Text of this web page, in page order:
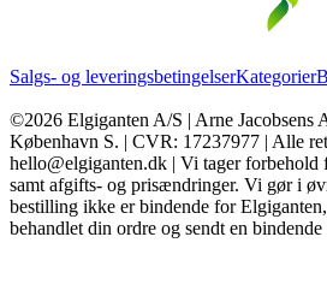
Salgs- og leveringsbetingelserKategorier
©2026 Elgiganten A/S | Arne Jacobsens
København S. | CVR: 17237977 | Alle
hello@elgiganten.dk | Vi tager
samt afgifts- og prisændringer. Vi gør i
bestilling ikke er bindende for
behandlet din ordre og sendt en bindende